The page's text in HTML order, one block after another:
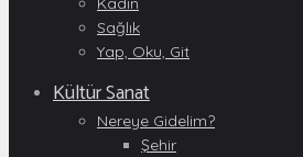
Sağlık
Yap, Oku, Git
Kültür Sanat
Nereye Gidelim?
Şehir